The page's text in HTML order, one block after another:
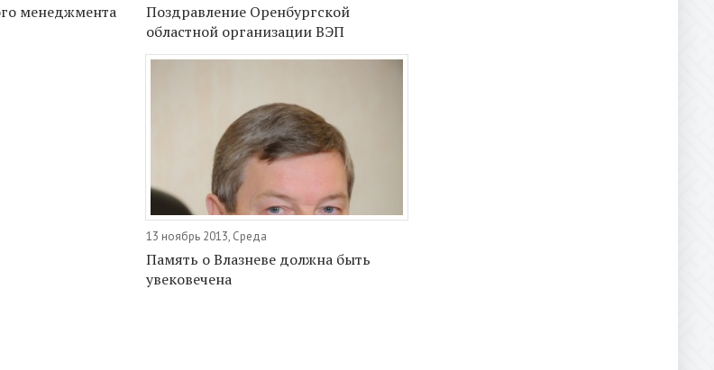
менеджмента
Поздравление Оренбургской
областной организации ВЭП
13 ноябрь 2013, Среда
Память о Влазневе должна быть
увековечена